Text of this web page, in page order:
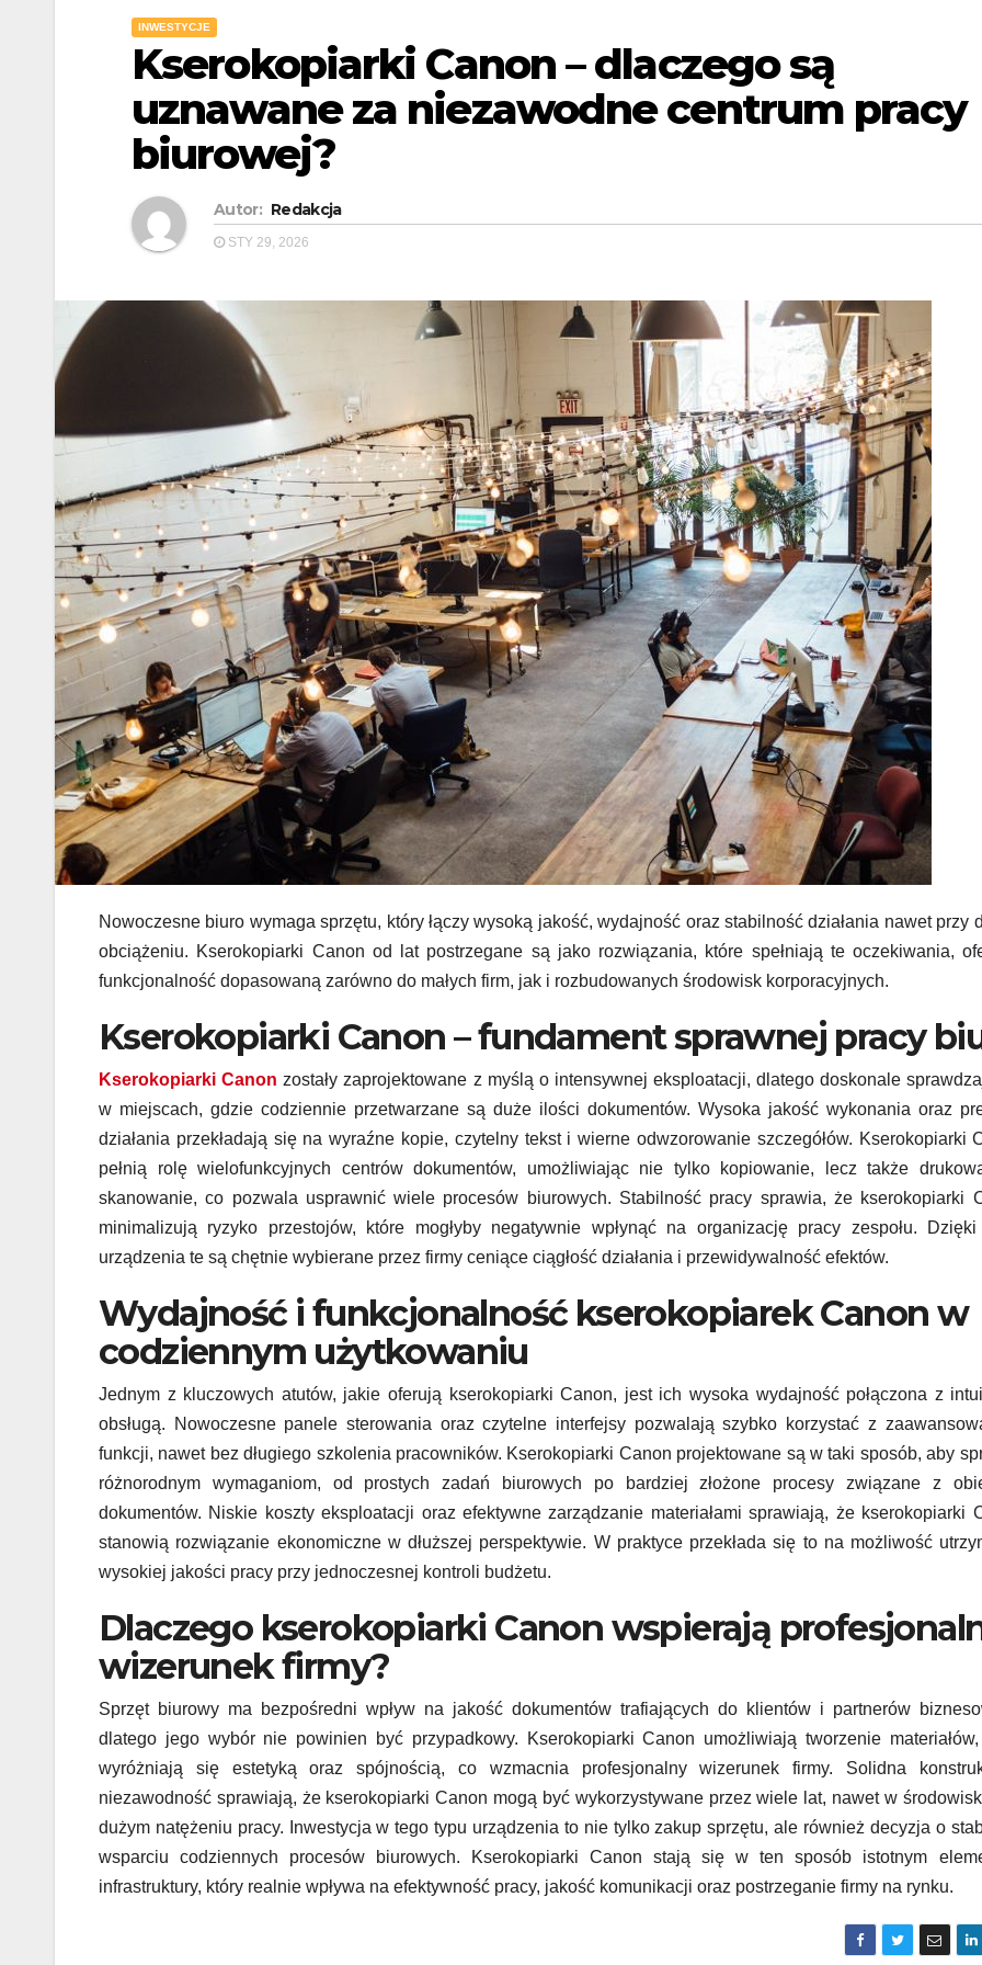
INWESTYCJE
Kserokopiarki Canon – dlaczego są
uznawane za niezawodne centrum pracy
biurowej?
Autor: Redakcja
STY 29, 2026
Nowoczesne biuro wymaga sprzętu, który łączy wysoką jakość, wydajność oraz stabilność działania nawet przy
obciążeniu. Kserokopiarki Canon od lat postrzegane są jako rozwiązania, które spełniają te oczekiwania,
funkcjonalność dopasowaną zarówno do małych firm, jak i rozbudowanych środowisk korporacyjnych.
Kserokopiarki Canon – fundament sprawnej pracy
Kserokopiarki Canon zostały zaprojektowane z myślą o intensywnej eksploatacji, dlatego doskonale
w miejscach, gdzie codziennie przetwarzane są duże ilości dokumentów. Wysoka jakość wykonania oraz
działania przekładają się na wyraźne kopie, czytelny tekst i wierne odwzorowanie szczegółów. Kserokopiarki
pełnią rolę wielofunkcyjnych centrów dokumentów, umożliwiając nie tylko kopiowanie, lecz także
skanowanie, co pozwala usprawnić wiele procesów biurowych. Stabilność pracy sprawia, że kserokopiarki
minimalizują ryzyko przestojów, które mogłyby negatywnie wpłynąć na organizację pracy zespołu. Dzięki
urządzenia te są chętnie wybierane przez firmy ceniące ciągłość działania i przewidywalność efektów.
Wydajność i funkcjonalność kserokopiarek Canon w
codziennym użytkowaniu
Jednym z kluczowych atutów, jakie oferują kserokopiarki Canon, jest ich wysoka wydajność połączona z
obsługą. Nowoczesne panele sterowania oraz czytelne interfejsy pozwalają szybko korzystać z
funkcji, nawet bez długiego szkolenia pracowników. Kserokopiarki Canon projektowane są w taki sposób, aby
różnorodnym wymaganiom, od prostych zadań biurowych po bardziej złożone procesy związane z
dokumentów. Niskie koszty eksploatacji oraz efektywne zarządzanie materiałami sprawiają, że kserokopiarki
stanowią rozwiązanie ekonomiczne w dłuższej perspektywie. W praktyce przekłada się to na możliwość
wysokiej jakości pracy przy jednoczesnej kontroli budżetu.
Dlaczego kserokopiarki Canon wspierają
wizerunek firmy?
Sprzęt biurowy ma bezpośredni wpływ na jakość dokumentów trafiających do klientów i partnerów
dlatego jego wybór nie powinien być przypadkowy. Kserokopiarki Canon umożliwiają tworzenie
wyróżniają się estetyką oraz spójnością, co wzmacnia profesjonalny wizerunek firmy. Solidna
niezawodność sprawiają, że kserokopiarki Canon mogą być wykorzystywane przez wiele lat, nawet w
dużym natężeniu pracy. Inwestycja w tego typu urządzenia to nie tylko zakup sprzętu, ale również decyzja o
wsparciu codziennych procesów biurowych. Kserokopiarki Canon stają się w ten sposób istotnym
infrastruktury, który realnie wpływa na efektywność pracy, jakość komunikacji oraz postrzeganie firmy na rynku.